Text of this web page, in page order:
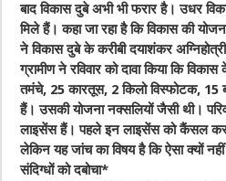
बाद विकास दुबे अभी भी फरार है। उधर
मिले हैं। कहा जा रहा है कि विकास की
ने विकास दुबे के करीबी दयाशंकर
ग्रामीण ने रविवार को दावा किया कि
तमंचे, 25 कारतूस, 2 किलो विस्फोटक,
हैं। उसकी योजना नक्सलियों जैसी थी।
लाइसेंस हैं। पहले इन लाइसेंस को कैंसल
लेकिन यह जांच का विषय है कि ऐसा क्यों
संदिग्धों को दबोचा*